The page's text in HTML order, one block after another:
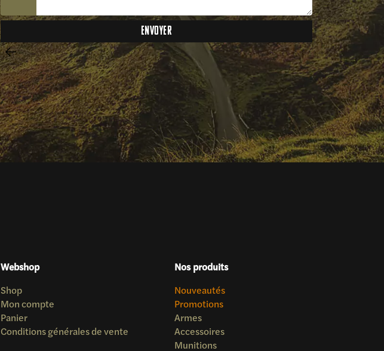
Webshop
Shop
Mon compte
Panier
Conditions générales de vente
Nos produits
Nouveautés
Promotions
Armes
Accessoires
Munitions